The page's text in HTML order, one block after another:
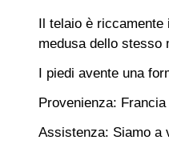
Il telaio è riccamente
medusa dello stesso
I piedi avente una
Provenienza: Francia
Assistenza: Siamo a